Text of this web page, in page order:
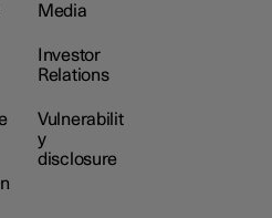
Media
Investor
Relations
Vulnerabilit
y
disclosure